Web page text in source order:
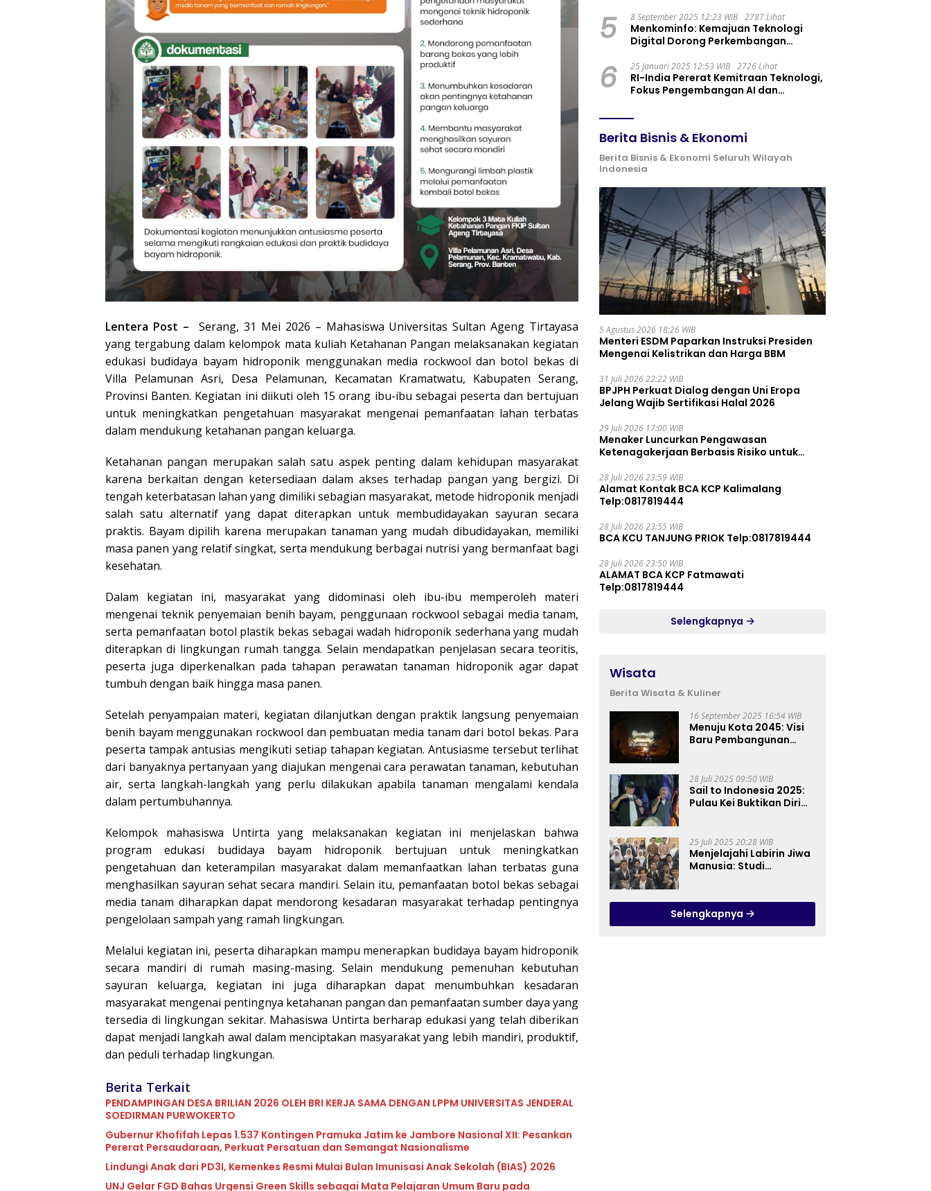
Lentera Post –
Serang, 31 Mei 2026 – Mahasiswa Universitas Sultan Ageng Tirtayasa
yang tergabung dalam kelompok mata kuliah Ketahanan Pangan melaksanakan kegiatan
edukasi budidaya bayam hidroponik menggunakan media rockwool dan botol bekas di
Villa Pelamunan Asri, Desa Pelamunan, Kecamatan Kramatwatu, Kabupaten Serang,
Provinsi Banten. Kegiatan ini diikuti oleh 15 orang ibu-ibu sebagai peserta dan bertujuan
untuk meningkatkan pengetahuan masyarakat mengenai pemanfaatan lahan terbatas
dalam mendukung ketahanan pangan keluarga.
Ketahanan pangan merupakan salah satu aspek penting dalam kehidupan masyarakat
karena berkaitan dengan ketersediaan dalam akses terhadap pangan yang bergizi. Di
tengah keterbatasan lahan yang dimiliki sebagian masyarakat, metode hidroponik menjadi
salah satu alternatif yang dapat diterapkan untuk membudidayakan sayuran secara
praktis. Bayam dipilih karena merupakan tanaman yang mudah dibudidayakan, memiliki
masa panen yang relatif singkat, serta mendukung berbagai nutrisi yang bermanfaat bagi
kesehatan.
Dalam kegiatan ini, masyarakat yang didominasi oleh ibu-ibu memperoleh materi
mengenai teknik penyemaian benih bayam, penggunaan rockwool sebagai media tanam,
serta pemanfaatan botol plastik bekas sebagai wadah hidroponik sederhana yang mudah
diterapkan di lingkungan rumah tangga. Selain mendapatkan penjelasan secara teoritis,
peserta juga diperkenalkan pada tahapan perawatan tanaman hidroponik agar dapat
tumbuh dengan baik hingga masa panen.
Setelah penyampaian materi, kegiatan dilanjutkan dengan praktik langsung penyemaian
benih bayam menggunakan rockwool dan pembuatan media tanam dari botol bekas. Para
peserta tampak antusias mengikuti setiap tahapan kegiatan. Antusiasme tersebut terlihat
dari banyaknya pertanyaan yang diajukan mengenai cara perawatan tanaman, kebutuhan
air, serta langkah-langkah yang perlu dilakukan apabila tanaman mengalami kendala
dalam pertumbuhannya.
Kelompok mahasiswa Untirta yang melaksanakan kegiatan ini menjelaskan bahwa
program edukasi budidaya bayam hidroponik bertujuan untuk meningkatkan
pengetahuan dan keterampilan masyarakat dalam memanfaatkan lahan terbatas guna
menghasilkan sayuran sehat secara mandiri. Selain itu, pemanfaatan botol bekas sebagai
media tanam diharapkan dapat mendorong kesadaran masyarakat terhadap pentingnya
pengelolaan sampah yang ramah lingkungan.
Melalui kegiatan ini, peserta diharapkan mampu menerapkan budidaya bayam hidroponik
secara mandiri di rumah masing-masing. Selain mendukung pemenuhan kebutuhan
sayuran keluarga, kegiatan ini juga diharapkan dapat menumbuhkan kesadaran
masyarakat mengenai pentingnya ketahanan pangan dan pemanfaatan sumber daya yang
tersedia di lingkungan sekitar. Mahasiswa Untirta berharap edukasi yang telah diberikan
dapat menjadi langkah awal dalam menciptakan masyarakat yang lebih mandiri, produktif,
dan peduli terhadap lingkungan.
Berita Terkait
PENDAMPINGAN DESA BRILIAN 2026 OLEH BRI KERJA SAMA DENGAN LPPM UNIVERSITAS JENDERAL
SOEDIRMAN PURWOKERTO
Gubernur Khofifah Lepas 1.537 Kontingen Pramuka Jatim ke Jambore Nasional XII: Pesankan
Pererat Persaudaraan, Perkuat Persatuan dan Semangat Nasionalisme
Lindungi Anak dari PD3I, Kemenkes Resmi Mulai Bulan Imunisasi Anak Sekolah (BIAS) 2026
UNJ Gelar FGD Bahas Urgensi Green Skills sebagai Mata Pelajaran Umum Baru pada
5 8 September 2025 12:23 WIB 2787 Lihat
Menkominfo: Kemajuan Teknologi
Digital Dorong Perkembangan
6 25 Januari 2025 12:53 WIB 2726 Lihat
RI-India Pererat Kemitraan Teknologi,
Fokus Pengembangan AI dan
Berita Bisnis & Ekonomi
Berita Bisnis & Ekonomi Seluruh Wilayah
Indonesia
5 Agustus 2026 18:26 WIB
Menteri ESDM Paparkan Instruksi Presiden
Mengenai Kelistrikan dan Harga BBM
31 Juli 2026 22:22 WIB
BPJPH Perkuat Dialog dengan Uni Eropa
Jelang Wajib Sertifikasi Halal 2026
29 Juli 2026 17:00 WIB
Menaker Luncurkan Pengawasan
Ketenagakerjaan Berbasis Risiko untuk
28 Juli 2026 23:59 WIB
Alamat Kontak BCA KCP Kalimalang
Telp:0817819444
28 Juli 2026 23:55 WIB
BCA KCU TANJUNG PRIOK Telp:0817819444
28 Juli 2026 23:50 WIB
ALAMAT BCA KCP Fatmawati
Telp:0817819444
Selengkapnya
Wisata
Berita Wisata & Kuliner
16 September 2025 16:54 WIB
Menuju Kota 2045: Visi
Baru Pembangunan
28 Juli 2025 09:50 WIB
Sail to Indonesia 2025:
Pulau Kei Buktikan Diri
25 Juli 2025 20:28 WIB
Menjelajahi Labirin Jiwa
Manusia: Studi
Pandanaran di RSJ
Grhasia
Selengkapnya